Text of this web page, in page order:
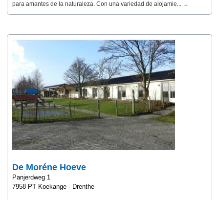
para amantes de la naturaleza. Con una variedad de alojamie... →
De Moréne Hoeve
Panjerdweg 1
7958 PT Koekange - Drenthe